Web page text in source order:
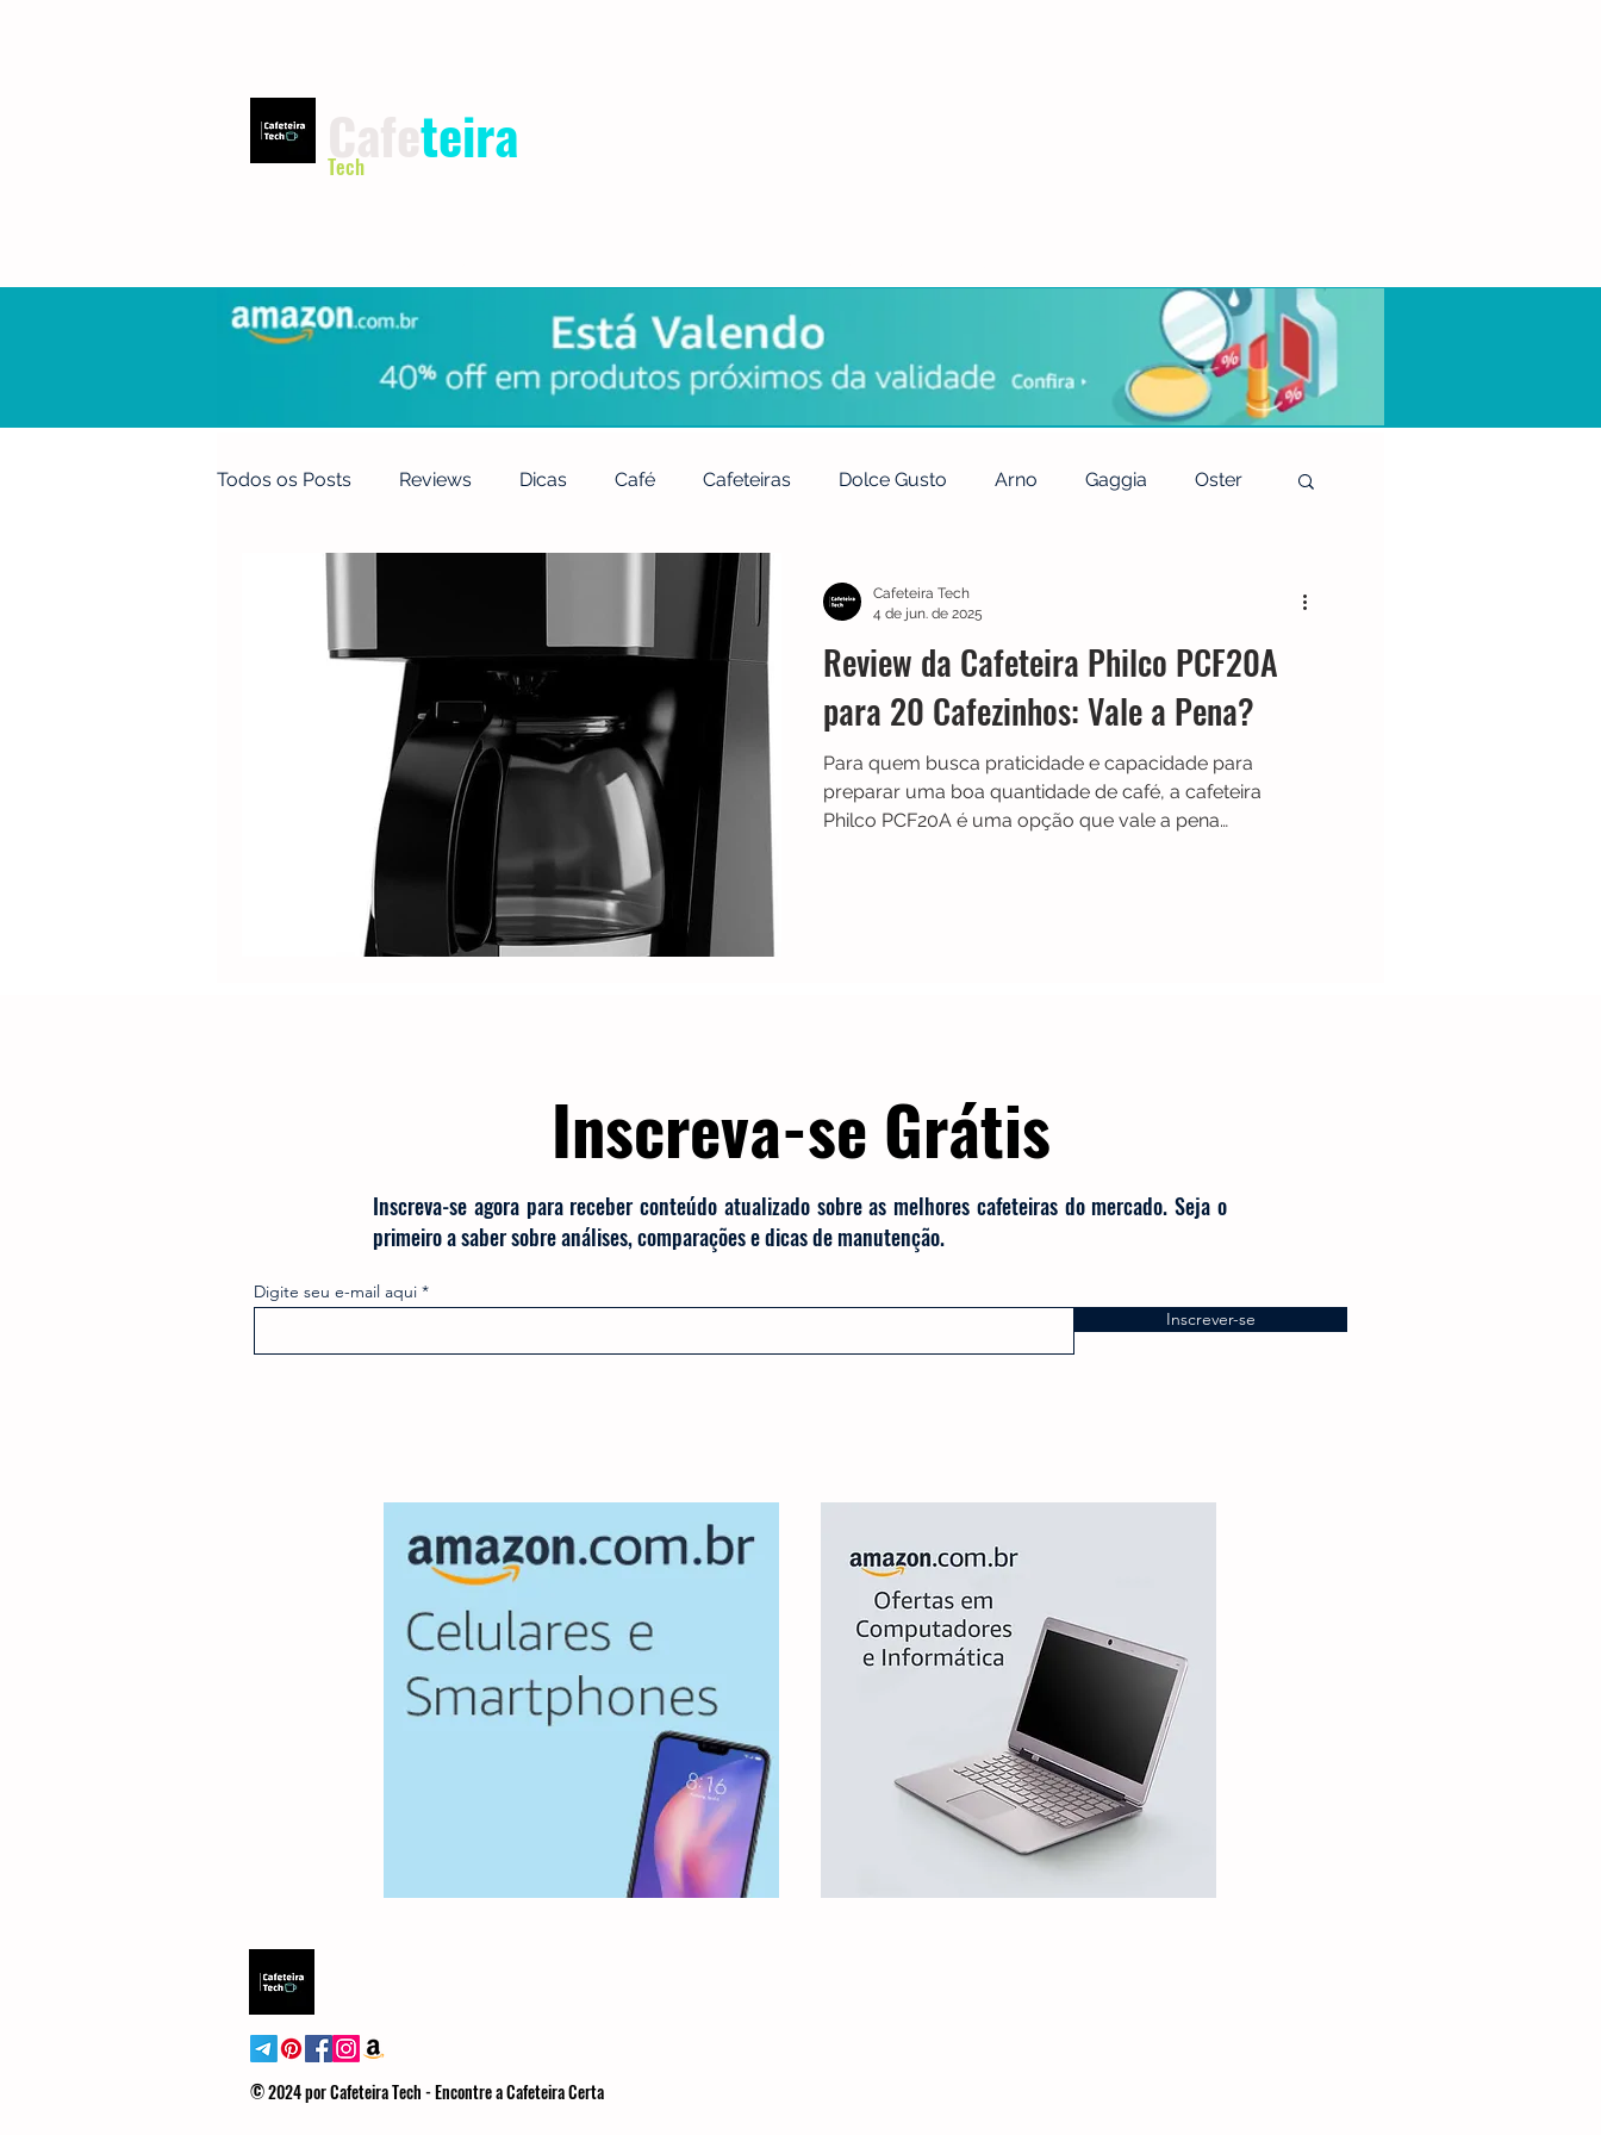
teira
Tech
Todos os Posts Reviews Dicas Café Cafeteiras Dolce Gusto Arno Gaggia Oster
Produtos Guias
Mondial Chaleiras Cadence Filtros Britânia Echo Show Moedor
Hamilton Beach Promoções Black Friday Máquina de fazer pão Cuisinart Philips Walita
Review da Cafeteira Philco PCF20A
para 20 Cafezinhos: Vale a Pena?
Para quem busca praticidade e capacidade para
preparar uma boa quantidade de café, a cafeteira
Philco PCF20A é uma opção que vale a pena
Cafeteira Tech
4 de jun. de 2025
Inscreva-se Grátis
Inscreva-se agora para receber conteúdo atualizado sobre as melhores cafeteiras do mercado. Seja o
primeiro a saber sobre análises, comparações e dicas de manutenção.
Digite seu e-mail aqui
Inscrever-se
© 2024 por Cafeteira Tech - Encontre a Cafeteira Certa